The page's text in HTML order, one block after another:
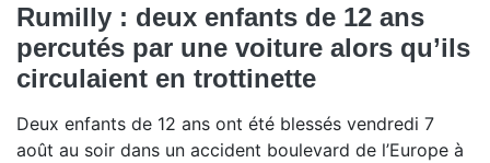
Rumilly : deux enfants de 12 ans
percutés par une voiture alors qu’ils
circulaient en trottinette
Deux enfants de 12 ans ont été blessés vendredi 7
août au soir dans un accident boulevard de l’Europe à